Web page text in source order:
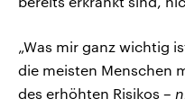
„Was mir ganz wichtig
die meisten Menschen
des erhöhten Risikos –